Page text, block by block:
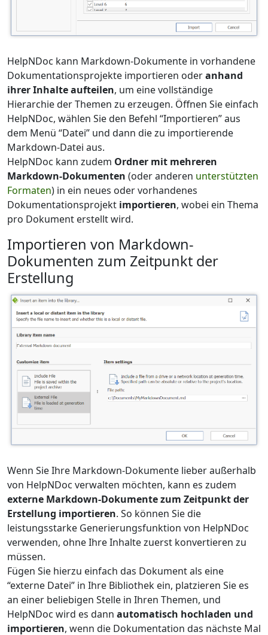
HelpNDoc kann Markdown-Dokumente in vorhandene
Dokumentationsprojekte importieren oderanhand
ihrer Inhalte aufteilen, um eine vollständige
Hierarchie der Themen zu erzeugen. Öffnen Sie einfach
HelpNDoc, wählen Sie den Befehl “Importieren” aus
dem Menü “Datei” und dann die zu importierende
Markdown-Datei aus.
HelpNDoc kann zudem Ordner mit mehreren
Markdown-Dokumenten (oder anderen unterstützten
Formaten) in ein neues oder vorhandenes
Dokumentationsprojekt importieren, wobei ein Thema
pro Dokument erstellt wird.
Importieren von Markdown-
Dokumenten zum Zeitpunkt der
Erstellung
Wenn Sie Ihre Markdown-Dokumente lieber außerhalb
von HelpNDoc verwalten möchten, kann es zudem
externe Markdown-Dokumente zum Zeitpunkt der
Erstellung importieren. So können Sie die
leistungsstarke Generierungsfunktion von HelpNDoc
verwenden, ohne Ihre Inhalte zuerst konvertieren zu
müssen.
Fügen Sie hierzu einfach das Dokument als eine
“externe Datei” in Ihre Bibliothek ein, platzieren Sie es
an einer beliebigen Stelle in Ihren Themen, und
HelpNDoc wird es dann automatisch hochladen und
importieren, wenn die Dokumentation das nächste Mal